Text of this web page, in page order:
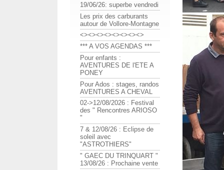
19/06/26: superbe vendredi
Les prix des carburants
autour de Vollore-Montagne
<><><><><><><><>
*** A VOS AGENDAS ***
Pour enfants :
AVENTURES DE l'ETE A
PONEY
Pour Ados : stages, randos
AVENTURES A CHEVAL
02->12/08/2026 : Festival
des " Rencontres ARIOSO
"
7 & 12/08/26 : Eclipse de
soleil avec
"ASTROTHIERS"
" GAEC DU TRINQUART "
13/08/26 : Prochaine vente